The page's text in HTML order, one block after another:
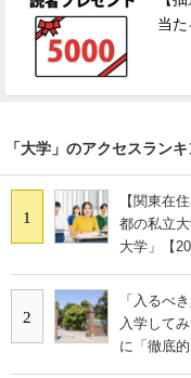
当
「大学」のアクセスラン
1
【関東在
都の私立
大学」【
2
「入るべ
入学して
に「徹底